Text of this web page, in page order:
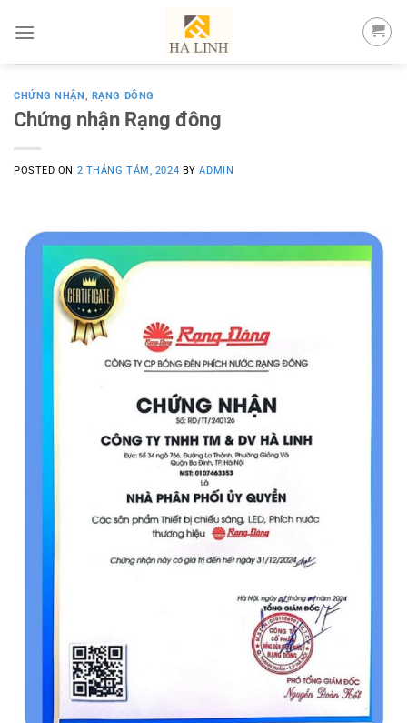
CHỨNG NHẬN, RẠNG ĐÔNG
Chứng nhận Rạng đông
POSTED ON 2 THÁNG TÁM, 2024 BYADMIN